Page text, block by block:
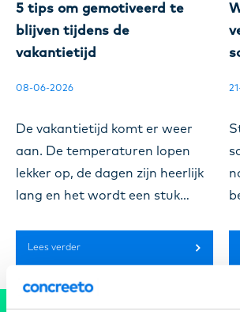
5 tips om gemotiveerd te
blijven tijdens de
vakantietijd
08-06-2026
De vakantietijd komt er weer
aan. De temperaturen lopen
lekker op, de dagen zijn heerlijk
lang en het wordt een stuk
gaan, blijf jij misschien gewoon
doorwerken. En eerlijk: dat kan
soms best vermoeiend zijn.
Lees verder